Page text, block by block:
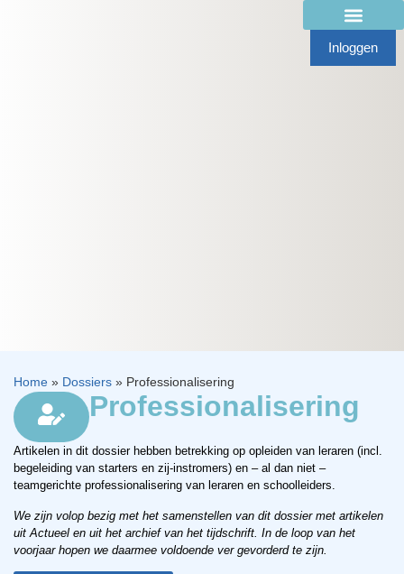
Inloggen
Home » Dossiers » Professionalisering
Professionalisering
Artikelen in dit dossier hebben betrekking op opleiden van leraren (incl.
begeleiding van starters en zij-instromers) en – al dan niet –
teamgerichte professionalisering van leraren en schoolleiders.
We zijn volop bezig met het samenstellen van dit dossier met artikelen
uit Actueel en uit het archief van het tijdschrift. In de loop van het
voorjaar hopen we daarmee voldoende ver gevorderd te zijn.